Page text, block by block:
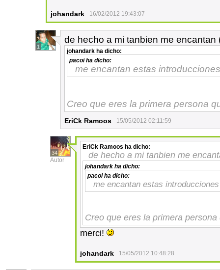
johandark 16/02/2012 19:43:07
1
de hecho a mi tanbien me encantan
johandark ha dicho:
pacoiha dicho:
me encantan estas
Creo que eres la primera persona
EriCk Ramoos 15/05/2012 02:11:59
34
Autor
EriCk Ramoos ha dicho:
de hecho a mi tanbien me
johandark ha dicho:
pacoiha dicho:
me encantan estas
Creo que eres la primera
merci!
johandark 15/05/2012 10:48:28